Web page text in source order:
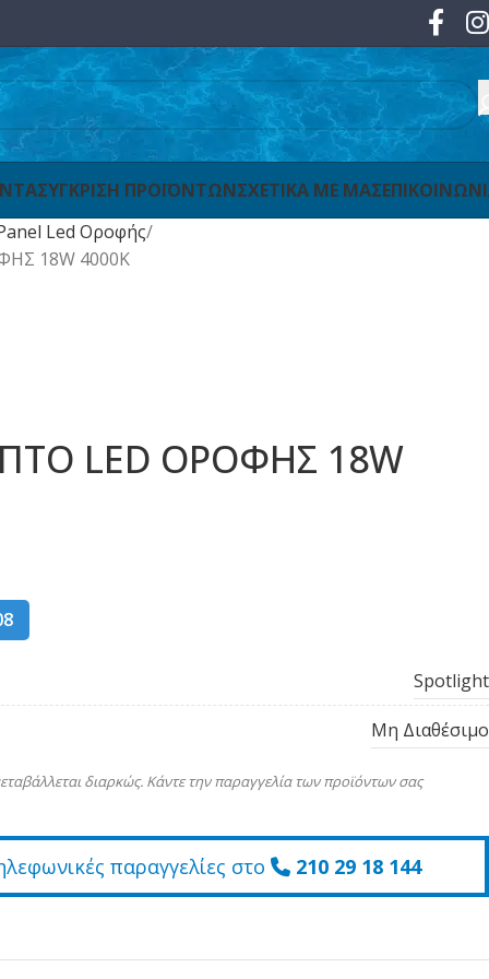
ΣΥΓΚΡΙΣΗ ΠΡΟΪΟΝΤΩΝΣΧΕΤΙΚΑ ΜΕ ΜΑΣ
Led Οροφής
18W 4000K
LED ΟΡΟΦΗΣ 18W
Spotlight
Μη Διαθέσιμο
διαρκώς. Κάντε την παραγγελία των προϊόντων σας
παραγγελίες στο 210 29 18 144